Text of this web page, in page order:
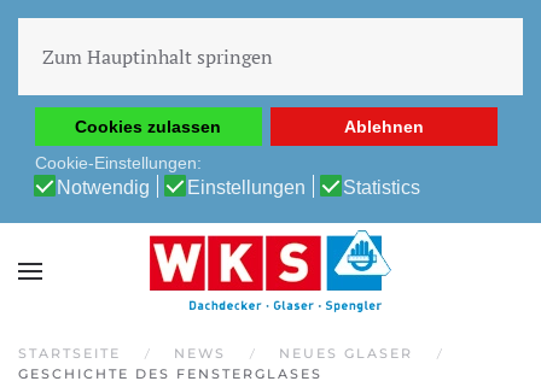
Erfahrung auf unserer Website zu ermöglichen.
Cookie-Richtlinie
Datenschutz-Bestimmungen
Cookies zulassen
Ablehnen
Cookie-Einstellungen:
Notwendig Einstellungen Statistics
Zum Hauptinhalt springen
STARTSEITE NEWS
NEUES GLASER
GESCHICHTE DES FENSTERGLASES